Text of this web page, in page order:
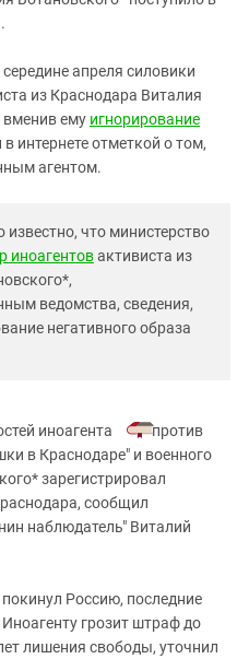
середине апреля силовики
из Краснодара Виталия
вменив ему игнорирование
интернете отметкой о том,
агентом.
известно, что министерство
иноагентовактивиста из
ведомства, сведения,
негативного образа
иноагента
против
в Краснодаре" и военного
зарегистрировал
сообщил
наблюдатель" Виталий
Россию, последние
грозит штраф до
лишения свободы, уточнил